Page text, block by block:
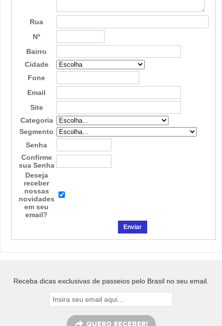
Rua
Nº
Bairro
Cidade
Fone
Email
Site
Categoria
Segmento
Senha
Confirme
sua Senha
Deseja
receber
nossas
novidades
em seu
email?
Receba dicas exclusivas de passeios pelo Brasil no seu email.